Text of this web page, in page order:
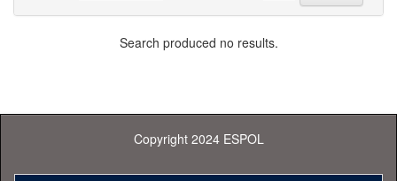
Search produced no results.
Copyright 2024 ESPOL